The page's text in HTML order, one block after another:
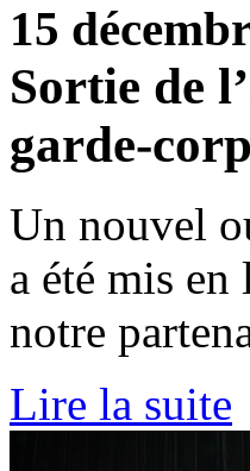
15
Sortie de
garde-
Un nouvel
a été mis
notre
Lire la suite